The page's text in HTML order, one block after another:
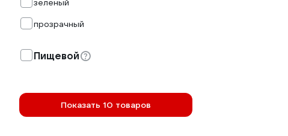
зеленый
прозрачный
Пищевой
Показать 10 товаров